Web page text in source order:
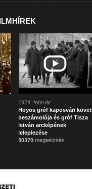
1924. február
Hoyos gróf kaposvári követ
beszámolója és gróf Tisza
István arcképének
leleplezése
80370 megtekintés